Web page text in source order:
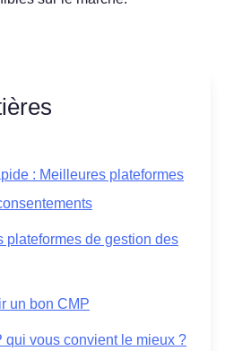
: Meilleures plateformes
plateformes de gestion des
un bon CMP
qui vous convient le mieux ?